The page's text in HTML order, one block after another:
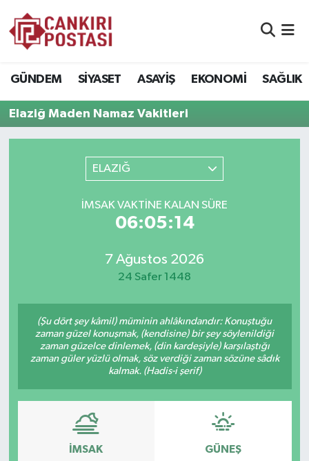
GÜNDEM SİYASET ASAYİŞ EKONOMİ SAĞLIK
Elaziğ Maden Namaz Vakitleri
ELAZIĞ
İMSAK VAKTİNE KALAN SÜRE
06:05:14
7 Ağustos 2026
24 Safer 1448
(Şu dört şey kâmil) müminin ahlâkındandır: Konuştuğu
zaman güzel konuşmak, (kendisine) bir şey söylenildiği
zaman güzelce dinlemek, (din kardeşiyle) karşılaştığı
zaman güler yüzlü olmak, söz verdiği zaman sözüne sâdık
kalmak. (Hadis-i şerif)
İMSAK GÜNEŞ
ASAYİŞ
EKONOMİ
ÇEVRE
RESMİ İLANLAR
Namaz Vakitleri
Trafik Durumu
Tüm Manşetler
Son Dakika Haberleri